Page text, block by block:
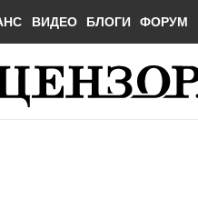
ВИДЕО БЛОГИ ФОРУМ